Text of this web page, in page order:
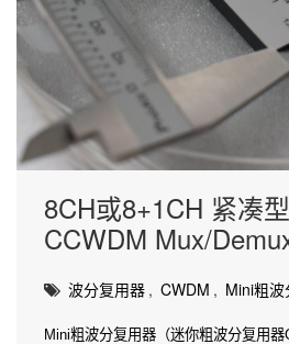
8CH或8+1CH 紧凑
CCWDM Mux/
波分复用器 , CWDM , Mini粗
Mini粗波分复用器（迷你粗波分复用